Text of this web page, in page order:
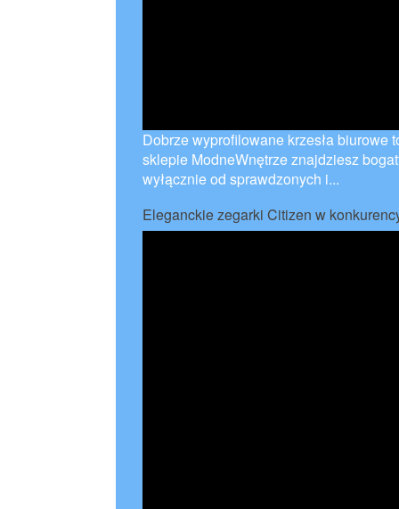
Dobrze wyprofilowane krzesła biurowe
sklepie ModneWnętrze znajdziesz
wyłącznie od sprawdzonych i...
Eleganckie zegarki Citizen w